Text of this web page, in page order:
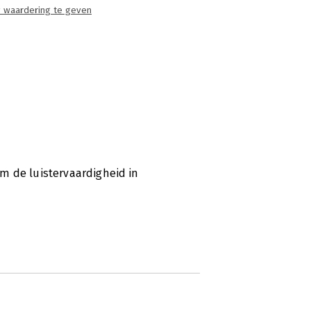
waardering te geven
de luistervaardigheid in